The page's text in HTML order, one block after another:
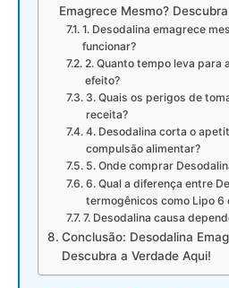
Emagrece Mesmo?
1. Desodalina emagrece
funcionar?
2. Quanto tempo leva para
efeito?
3. Quais os perigos de
receita?
4. Desodalina corta o
compulsão alimentar?
5. Onde comprar
6. Qual a diferença entre
termogênicos como Lipo 6
7. Desodalina causa
Conclusão: Desodalina
Descubra a Verdade Aqui!